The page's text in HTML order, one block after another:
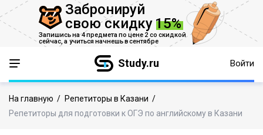
Забронируй
свою скидку 15%
Запишись на 4 предмета по цене 2 со скидкой
сейчас, а учиться начнешь в сентябре
Study.ru Войти
На главную / Репетиторы в Казани /
Репетиторы для подготовки к ОГЭ по английскому в Казани